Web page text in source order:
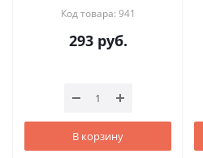
Код товара: 941
293руб.
В корзину